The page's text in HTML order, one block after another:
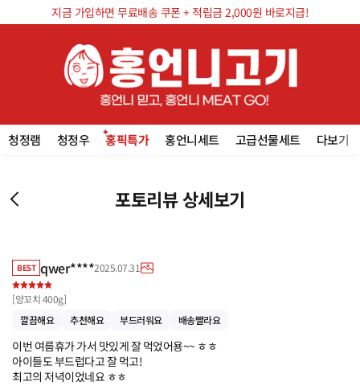
지금 가입하면 무료배송 쿠폰 + 적립금 2,000원 바로지급!
청정램 청정우 홍픽특가 홍언니세트 고급선물세트 다보기
포토리뷰 상세보기
BEST qwer****2025.07.31
[양꼬치 400g]
깔끔해요
추천해요 부드러워요 배송빨라요
이번 여름휴가 가서 맛있게 잘 먹었어용~~ ㅎㅎ
아이들도 부드럽다고 잘 먹고!
최고의 저녁이었네요 ㅎㅎ